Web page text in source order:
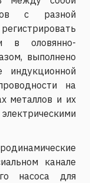
с разной
в оловянно-
выполнено
индукционной
на
металлов и их
канале
насоса для